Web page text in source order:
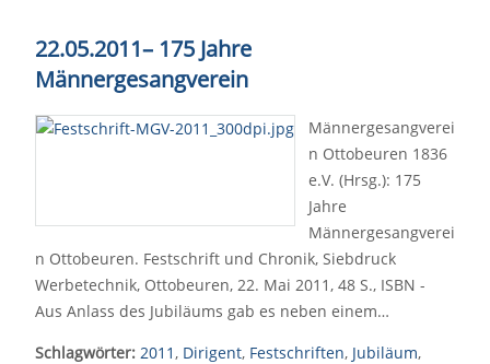
22.05.2011– 175 Jahre
Männergesangverein
Männergesangverei
n Ottobeuren 1836
e.V. (Hrsg.): 175
Jahre
Männergesangverei
n Ottobeuren. Festschrift und Chronik, Siebdruck
Werbetechnik, Ottobeuren, 22. Mai 2011, 48 S., ISBN -
Aus Anlass des Jubiläums gab es neben einem…
Schlagwörter: 2011, Dirigent, Festschriften, Jubiläum,